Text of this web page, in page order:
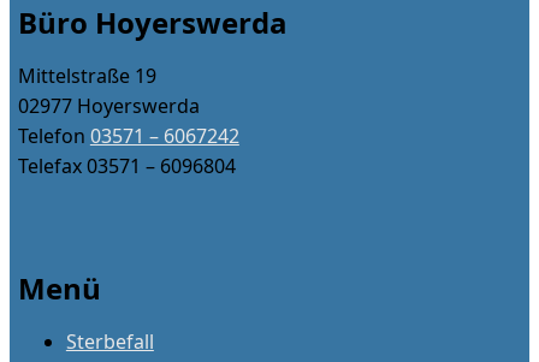
Büro Hoyerswerda
Mittelstraße 19
02977 Hoyerswerda
Telefon 03571 – 6067242
Telefax 03571 – 6096804
Menü
Sterbefall